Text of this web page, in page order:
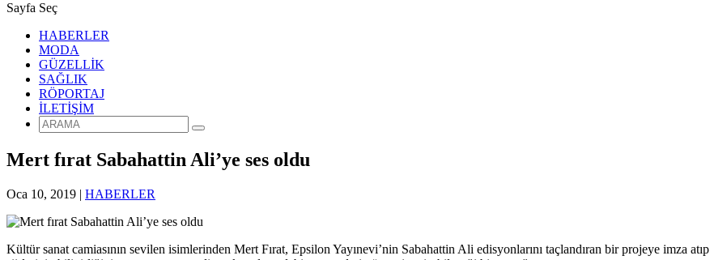
Sayfa Seç
HABERLER
MODA
GÜZELLİK
SAĞLIK
RÖPORTAJ
İLETİŞİM
Mert fırat Sabahattin Ali’ye ses oldu
Oca 10, 2019 | HABERLER
Kültür sanat camiasının sevilen isimlerinden Mert Fırat, Epsilon Yayınevi’nin Sabahattin Ali edisyonlarını taçlandıran bir projeye imza